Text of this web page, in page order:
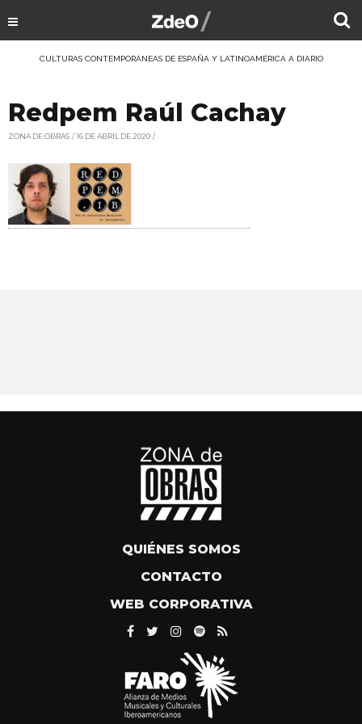
CULTURAS CONTEMPORÁNEAS DE ESPAÑA Y LATINOAMÉRICA A DIARIO
Redpem Raúl Cachay
ZONA DE OBRAS 16 DE ABRIL DE 2020
QUIÉNES SOMOS
CONTACTO
WEB CORPORATIVA